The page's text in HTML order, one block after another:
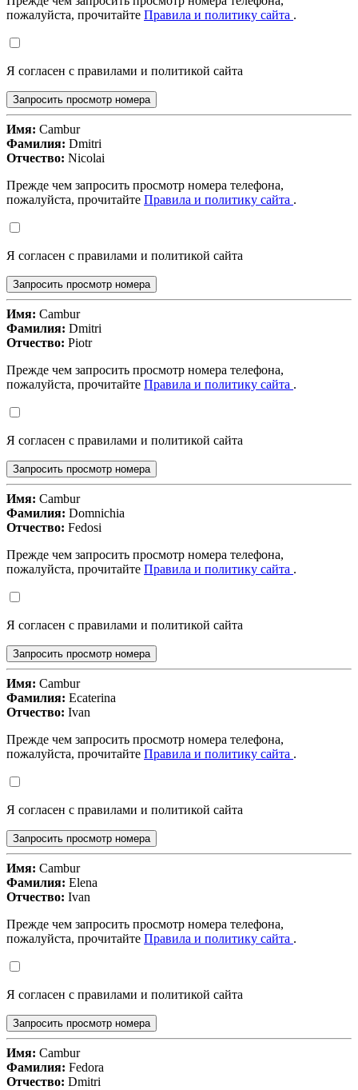
пожалуйста, прочитайте Правила и политику сайта .
Я согласен с правилами и политикой сайта
Запросить просмотр номера
Имя: Cambur
Фамилия: Dmitri
Отчество: Nicolai
Прежде чем запросить просмотр номера телефона,
пожалуйста, прочитайте Правила и политику сайта .
Я согласен с правилами и политикой сайта
Запросить просмотр номера
Имя: Cambur
Фамилия: Dmitri
Отчество: Piotr
Прежде чем запросить просмотр номера телефона,
пожалуйста, прочитайте Правила и политику сайта .
Я согласен с правилами и политикой сайта
Запросить просмотр номера
Имя: Cambur
Фамилия: Domnichia
Отчество: Fedosi
Прежде чем запросить просмотр номера телефона,
пожалуйста, прочитайте Правила и политику сайта .
Я согласен с правилами и политикой сайта
Запросить просмотр номера
Имя: Cambur
Фамилия: Ecaterina
Отчество: Ivan
Прежде чем запросить просмотр номера телефона,
пожалуйста, прочитайте Правила и политику сайта .
Я согласен с правилами и политикой сайта
Запросить просмотр номера
Имя: Cambur
Фамилия: Elena
Отчество: Ivan
Прежде чем запросить просмотр номера телефона,
пожалуйста, прочитайте Правила и политику сайта .
Я согласен с правилами и политикой сайта
Запросить просмотр номера
Имя: Cambur
Фамилия: Fedora
Отчество: Dmitri